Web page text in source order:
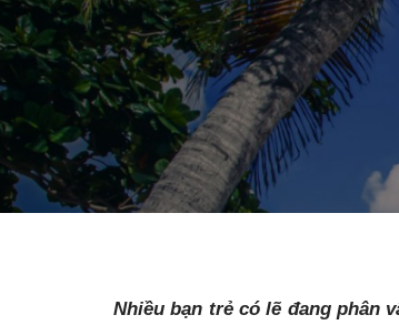
Nhiều bạn trẻ có lẽ đang phân